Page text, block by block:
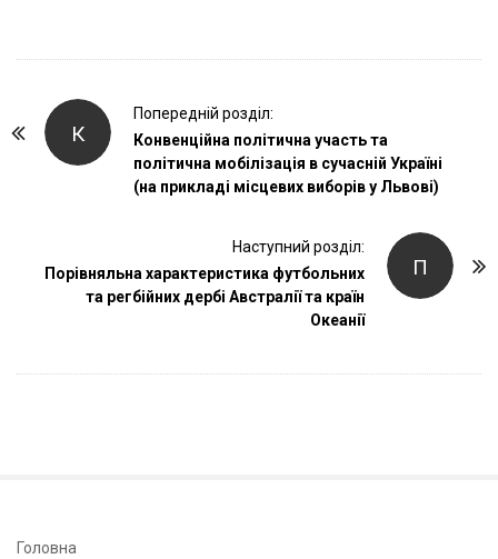
К
Попередній розділ:
Конвенційна політична участь та
політична мобілізація в сучасній Україні
(на прикладі місцевих виборів у Львові)
П
Наступний розділ:
Порівняльна характеристика футбольних
та регбійних дербі Австралії та країн
Океанії
S
Головна